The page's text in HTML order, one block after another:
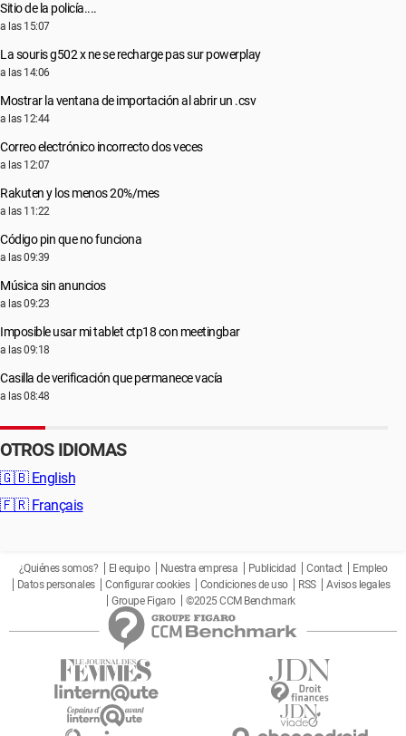
Sitio de la policía....
a las 15:07
La souris g502 x ne se recharge pas sur powerplay
a las 14:06
Mostrar la ventana de importación al abrir un .csv
a las 12:44
Correo electrónico incorrecto dos veces
a las 12:07
Rakuten y los menos 20%/mes
a las 11:22
Código pin que no funciona
a las 09:39
Música sin anuncios
a las 09:23
Imposible usar mi tablet ctp18 con meetingbar
a las 09:18
Casilla de verificación que permanece vacía
a las 08:48
OTROS IDIOMAS
🇬🇧 English
🇫🇷 Français
¿Quiénes somos? El equipo Nuestra empresa Publicidad Contact
Empleo
Datos personales
Configurar cookies Condiciones de uso RSS
Avisos legales
Groupe Figaro
©2025 CCM Benchmark